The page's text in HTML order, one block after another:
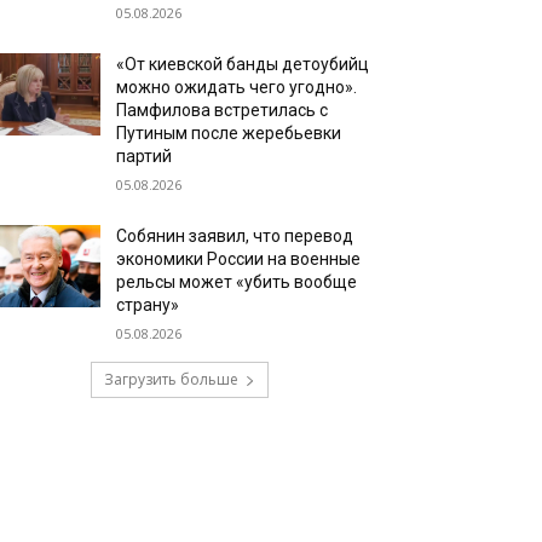
05.08.2026
«От киевской банды детоубийц
можно ожидать чего угодно».
Памфилова встретилась с
Путиным после жеребьевки
партий
05.08.2026
Собянин заявил, что перевод
экономики России на военные
рельсы может «убить вообще
страну»
05.08.2026
Загрузить больше